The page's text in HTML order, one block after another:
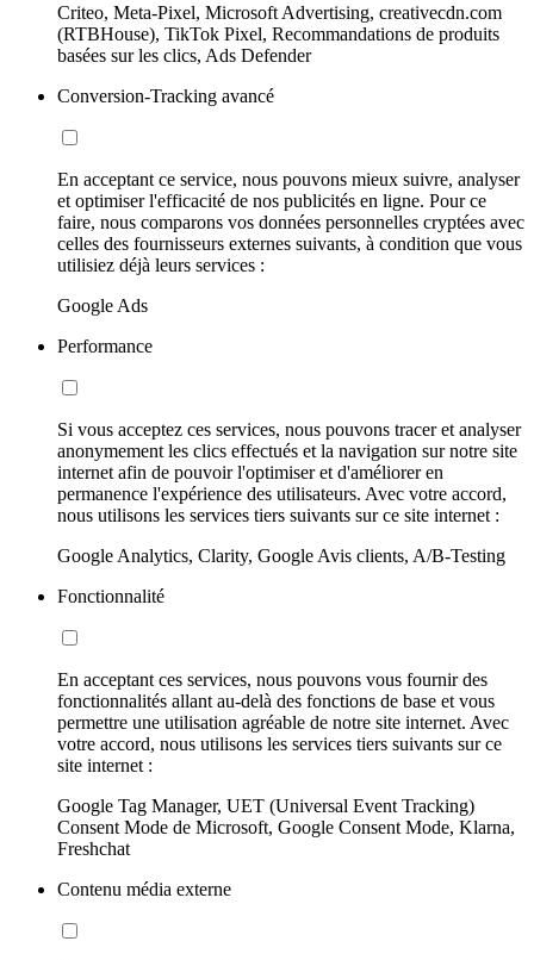
Criteo, Meta-Pixel, Microsoft Advertising, creativecdn.com
(RTBHouse), TikTok Pixel, Recommandations de produits
basées sur les clics, Ads Defender
Conversion-Tracking avancé
En acceptant ce service, nous pouvons mieux suivre, analyser
et optimiser l'efficacité de nos publicités en ligne. Pour ce
faire, nous comparons vos données personnelles cryptées avec
celles des fournisseurs externes suivants, à condition que vous
utilisiez déjà leurs services :
Google Ads
Performance
Si vous acceptez ces services, nous pouvons tracer et analyser
anonymement les clics effectués et la navigation sur notre site
internet afin de pouvoir l'optimiser et d'améliorer en
permanence l'expérience des utilisateurs. Avec votre accord,
nous utilisons les services tiers suivants sur ce site internet :
Google Analytics, Clarity, Google Avis clients, A/B-Testing
Fonctionnalité
En acceptant ces services, nous pouvons vous fournir des
fonctionnalités allant au-delà des fonctions de base et vous
permettre une utilisation agréable de notre site internet. Avec
votre accord, nous utilisons les services tiers suivants sur ce
site internet :
Google Tag Manager, UET (Universal Event Tracking)
Consent Mode de Microsoft, Google Consent Mode, Klarna,
Freshchat
Contenu média externe